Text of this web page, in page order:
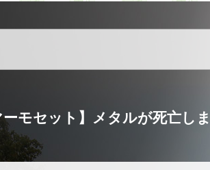
ーモセット】メタルが死亡し